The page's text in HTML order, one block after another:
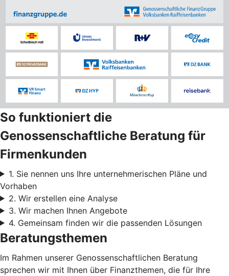
So funktioniert die
Genossenschaftliche Beratung für
Firmenkunden
1. Sie nennen uns Ihre unternehmerischen Pläne und
Vorhaben
2. Wir erstellen eine Analyse
3. Wir machen Ihnen Angebote
4. Gemeinsam finden wir die passenden Lösungen
Beratungsthemen
Im Rahmen unserer Genossenschaftlichen Beratung
sprechen wir mit Ihnen über Finanzthemen, die für Ihre